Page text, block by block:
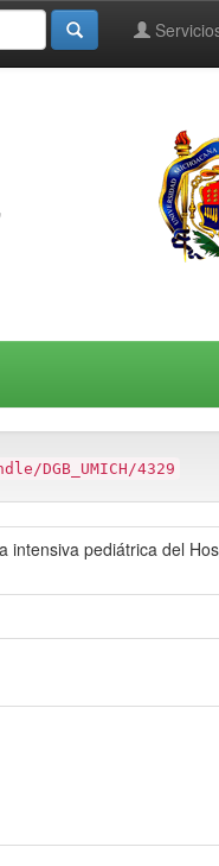
4329
intensiva pediátrica del